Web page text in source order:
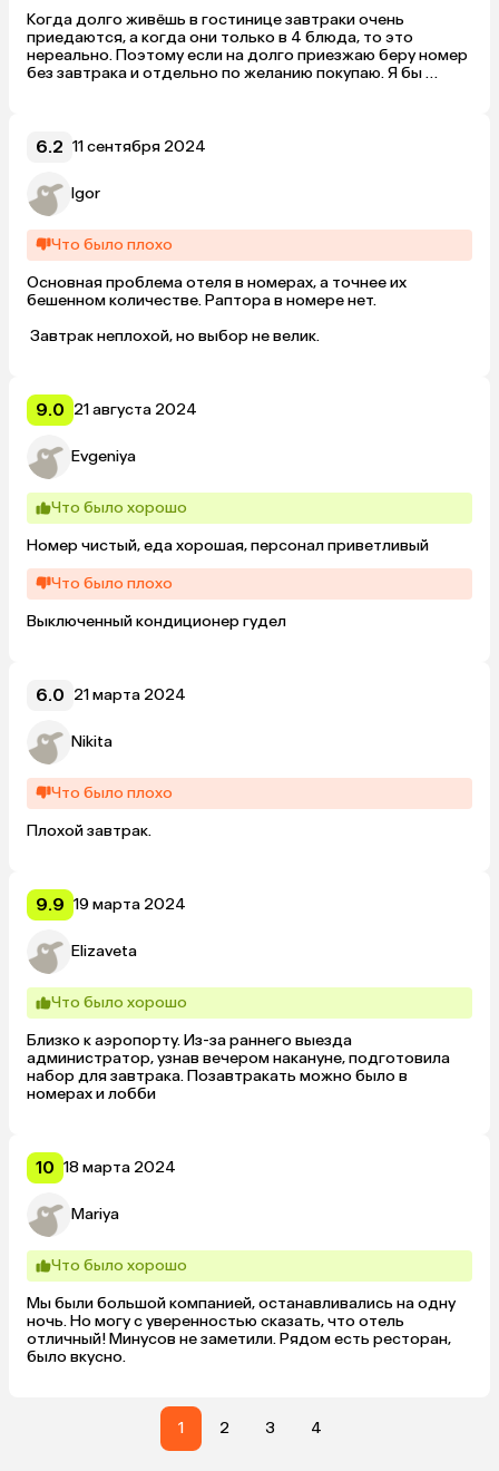
Когда долго живёшь в гостинице завтраки очень
приедаются, а когда они только в 4 блюда, то это
нереально. Поэтому если на долго приезжаю беру номер
без завтрака и отдельно по желанию покупаю. Я бы
6.2 11 сентября 2024
Igor
Что было плохо
Основная проблема отеля в номерах, а точнее их
бешенном количестве. Раптора в номере нет.
Завтрак неплохой, но выбор не велик.
9.0 21 августа 2024
Evgeniya
Что было хорошо
Номер чистый, еда хорошая, персонал приветливый
Что было плохо
Выключенный кондиционер гудел
6.0 21 марта 2024
Nikita
Что было плохо
Плохой завтрак.
9.9 19 марта 2024
Elizaveta
Что было хорошо
Близко к аэропорту. Из-за раннего выезда
администратор, узнав вечером накануне, подготовила
набор для завтрака. Позавтракать можно было в
номерах и лобби
10 18 марта 2024
Mariya
Что было хорошо
Мы были большой компанией, останавливались на одну
ночь. Но могу с уверенностью сказать, что отель
отличный! Минусов не заметили. Рядом есть ресторан,
было вкусно.
1 2 3 4